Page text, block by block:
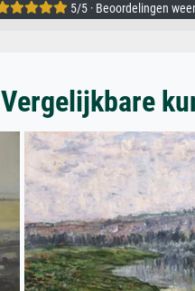
5/5 · Beoordelingen
Vergelijkbare